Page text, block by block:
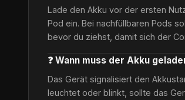
Lade den Akku vor der ersten
Pod ein. Bei nachfüllbaren Pods
bevor du ziehst, damit sich der
❓ Wann muss der Akku
Das Gerät signalisiert den
leuchtet oder blinkt, sollte das